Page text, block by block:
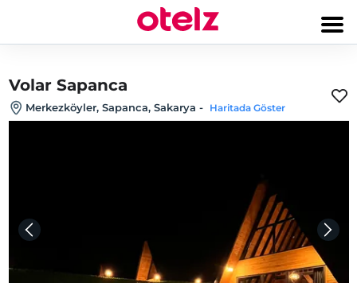
Volar Sapanca
Merkezköyler, Sapanca, Sakarya - Haritada Göster